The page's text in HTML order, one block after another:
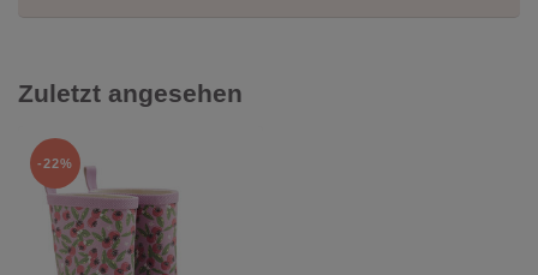
Zuletzt angesehen
-22%